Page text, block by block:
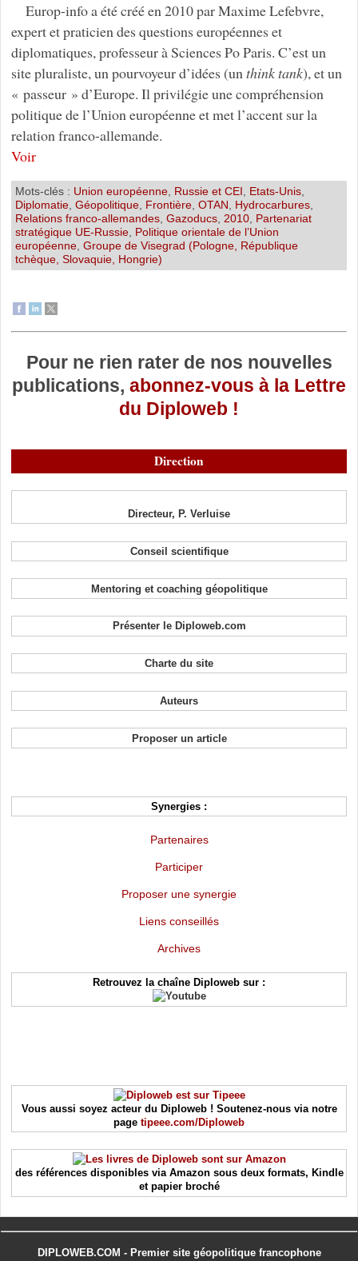
Europ-info a été créé en 2010 par Maxime Lefebvre,
expert et praticien des questions européennes et
diplomatiques, professeur à Sciences Po Paris. C’est un
site pluraliste, un pourvoyeur d’idées (unthink tank), et un
« passeur » d’Europe. Il privilégie une compréhension
politique de l’Union européenne et met l’accent sur la
relation franco-allemande.
Voir
Mots-clés : Union européenne, Russie et CEI Etats-Unis,
Diplomatie, Géopolitique, Frontière, OTAN Hydrocarbures,
Relations franco-allemandes, Gazoducs, 2010, Partenariat
stratégique UE-Russie, Politique orientale de l’Union
européenne, Groupe de Visegrad (Pologne, République
tchèque, Slovaquie, Hongrie)
Pour ne rien rater de nos nouvelles
publications, abonnez-vous à la Lettre
du Diploweb !
Direction
Directeur, P. Verluise
Conseil scientifique
Mentoring et coaching géopolitique
Présenter le Diploweb.com
Charte du site
Auteurs
Proposer un article
Synergies :
Partenaires
Participer
Proposer une synergie
Liens conseillés
Archives
Retrouvez la chaîne Diploweb sur :
Vous aussi soyez acteur du Diploweb ! Soutenez-nous via notre
page tipeee.com/Diploweb
des références disponibles via Amazon sous deux formats, Kindle
et papier broché
DIPLOWEB.COM - Premier site géopolitique francophone